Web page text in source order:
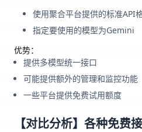
使用聚合平台提供的标准API
指定要使用的模型为Gemini
优势：
提供多模型统一接口
可能提供额外的管理和监控功能
一些平台提供免费试用额度
【对比分析】各种免费